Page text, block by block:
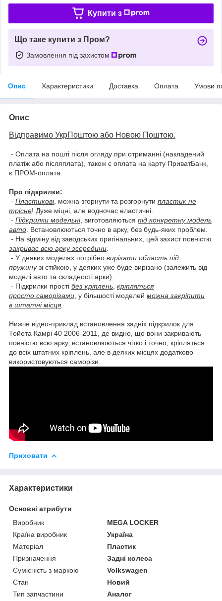
Купити з
Що таке купити з Пром?
Замовлення під захистом
Опис Характеристики Доставка Оплата Умови
Опис
Відправимо УкрПоштою або Новою Поштою.
- Оплата на пошті після огляду при отриманні (накладений
платіж або післяплата), також є оплата на карту ПриватБанк,
є ПРОМ-оплата.
Про підкрилки:
- Пластикові, можна згорнути та розгорнути пластик не
трісне! Дуже міцні, але водночас еластичні.
- Підкрилки модельні, виготовляються під конкретну модель
авто . Встановлюються точно в арку, без будь-яких проблем.
- На відміну від заводських оригінальних, цей захист повністю
закриває всю арку зсередини
- У деяких моделях потрібно вирізати область під
пружинузі стійкою, у деяких уже буде вирізано (залежить від
моделі авто та складності арки).
- Підкрилки прості без кріплень кріпляться
просто саморізами , у більшості моделей можна закріпити
в штатні місця
Нижче відео-приклад встановлення задніх підкрилок для
Тойота Камрі 40 2006-2011, де видно, що вони закривають
повністю всю арку, встановлюються чітко і точно, кріпляться
до всіх штатних кріплень, але в деяких місцях додатково
використовуються саморізи.
Приховати
Характеристики
Основні атрибути
Виробник
MEGA LOCKER
Країна виробник
Україна
Матеріал
Пластик
Призначення
Задні колеса
Сумісність з маркою
Volkswagen
Стан
Новий
Тип запчастини
Аналог